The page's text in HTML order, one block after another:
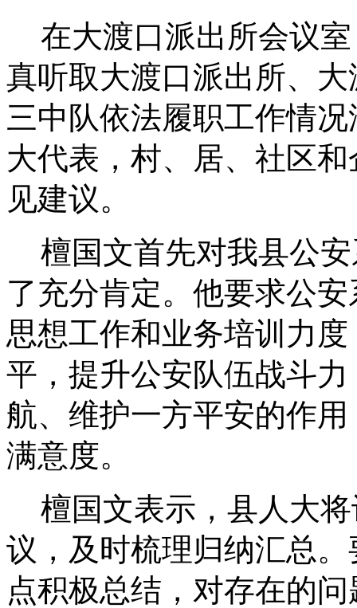
在大渡口派出所会议
真听取大渡口派出所、
三中队依法履职工作情
大代表，村、居、社区
见建议。
檀国文首先对我县公
了充分肯定。他要求公
思想工作和业务培训力
平，提升公安队伍战斗
航、维护一方平安的作
满意度。
檀国文表示，县人大
议，及时梳理归纳汇总
点积极总结，对存在的